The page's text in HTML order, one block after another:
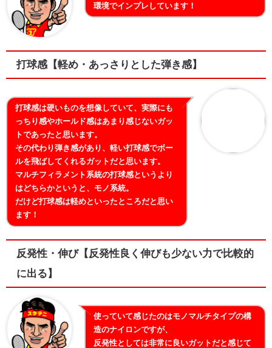
環境でインプレしています！
打球感【軽め・あっさりとした弾き感】
打球感は硬いものを想像していて、実際にも
っちり感やホールド感はあまり感じないガッ
トであったと思います。
その代わり弾き感があり、軽い打球感でボー
ルを飛ばしてくれるガットだと思います。
マルチフィラメント系統の打球感というより
はどちらかというと、モノ系統。
だけど打球感は軽めといったところだと思い
ます！
反発性・伸び【反発性良く伸びも少ない力で比較的
に出る】
使っていて感じたのはモノマルチタイプの構
造のナイロンですが、
反発性としては非常に良いガットだと感じて